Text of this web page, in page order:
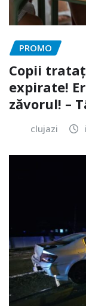
PROMO
Copii
expirate!
zăvorul! –
clujazi